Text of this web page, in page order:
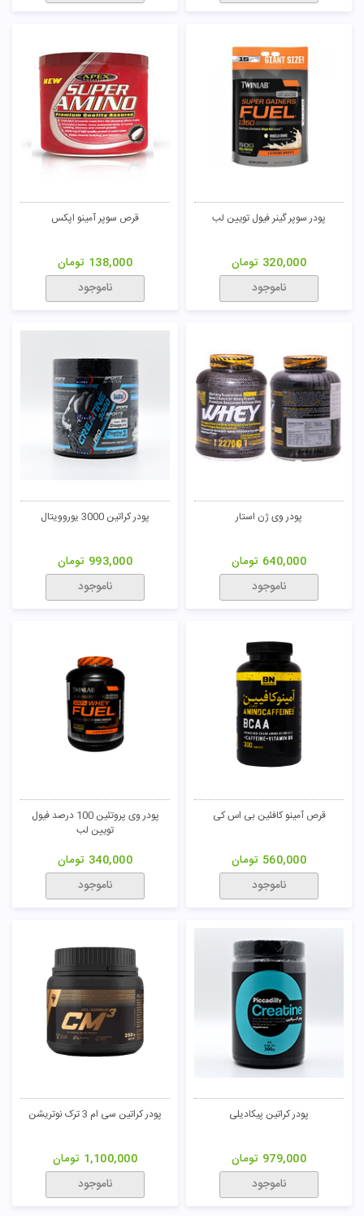
پودر سوپر گینر فیول تویین لب
320,000 تومان
ناموجود
قرص سوپر آمینو اپکس
138,000 تومان
ناموجود
پودر وی ژن استار
640,000 تومان
ناموجود
پودر کراتین 3000 یوروویتال
993,000 تومان
ناموجود
قرص آمینو کافئین بی اس کی
560,000 تومان
ناموجود
پودر وی پروتئین 100 درصد فیول
تویین لب
340,000 تومان
ناموجود
پودر کراتین پیکادیلی
979,000 تومان
ناموجود
پودر کراتین سی ام 3 ترک نوتریشن
1,100,000 تومان
ناموجود
تومان